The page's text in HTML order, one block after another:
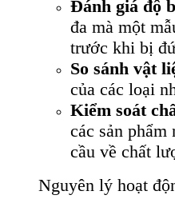
Đánh giá độ
đa mà một
trước khi bị
So sánh vật
của các loại
Kiểm soát
các sản phẩm
cầu về chất
Nguyên lý hoạt